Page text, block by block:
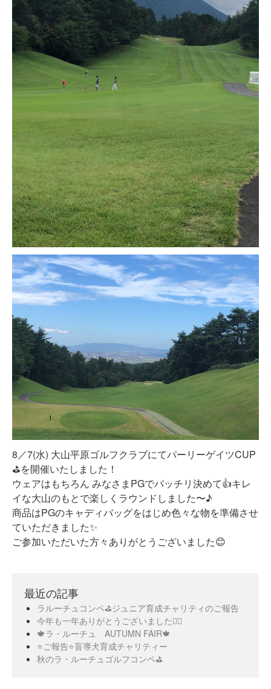
8／7(水) 大山平原ゴルフクラブにてパーリーゲイツCUP
⛳️を開催いたしました！
ウェアはもちろん みなさまPGでバッチリ決めて👍キレ
イな大山のもとで楽しくラウンドしました〜♪
商品はPGのキャディバッグをはじめ色々な物を準備させ
ていただきました✨
ご参加いただいた方々ありがとうございました😊
最近の記事
ラルーチュコンペ⛳️ジュニア育成チャリティのご報告
今年も一年ありがとうございました🙇‍♀️
🍁ラ・ルーチュ AUTUMN FAIR🍁
⭐️ご報告⭐️盲導犬育成チャリティー
秋のラ・ルーチュゴルフコンペ⛳️